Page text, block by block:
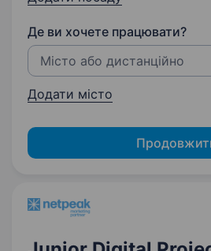
Де ви хочете працювати?
Додати місто